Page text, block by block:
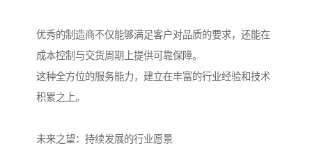
优秀的制造商不仅能够满足客户对品质的要求，还能在
成本控制与交货周期上提供可靠保障。
这种全方位的服务能力，建立在丰富的行业经验和技术
积累之上。
未来之望：持续发展的行业愿景